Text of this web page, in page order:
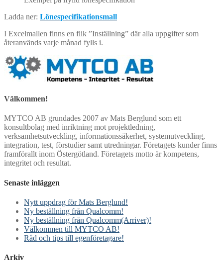
Ladda ner: Lönespecifikationsmall
I Excelmallen finns en flik ”Inställning” där alla uppgifter som
återanvänds varje månad fylls i.
Välkommen!
MYTCO AB grundades 2007 av Mats Berglund som ett
konsultbolag med inriktning mot projektledning,
verksamhetsutveckling, informationssäkerhet, systemutveckling,
integration, test, förstudier samt utredningar. Företagets kunder finns
framförallt inom Östergötland. Företagets motto är kompetens,
integritet och resultat.
Senaste inläggen
Nytt uppdrag för Mats Berglund!
Ny beställning från Qualcomm!
Ny beställning från Qualcomm(Arriver)!
Välkommen till MYTCO AB!
Råd och tips till egenföretagare!
Arkiv